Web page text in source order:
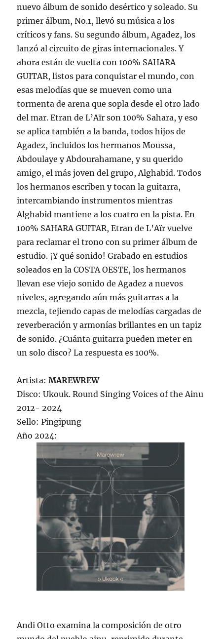
nuevo álbum de sonido desértico y soleado. Su
primer álbum, No.1, llevó su música a los
críticos y fans. Su segundo álbum, Agadez, los
lanzó al circuito de giras internacionales. Y
ahora están de vuelta con 100% SAHARA
GUITAR, listos para conquistar el mundo, con
esas melodías que se mueven como una
tormenta de arena que sopla desde el otro lado
del mar. Etran de L’Aïr son 100% Sahara, y eso
se aplica también a la banda, todos hijos de
Agadez, incluidos los hermanos Moussa,
Abdoulaye y Abdourahamane, y su querido
amigo, el más joven del grupo, Alghabid. Todos
los hermanos escriben y tocan la guitarra,
intercambiando instrumentos mientras
Alghabid mantiene a los cuatro en la pista. En
100% SAHARA GUITAR, Etran de L’Aïr vuelve
para reclamar el trono con su primer álbum de
estudio. ¡Y qué sonido! Grabado en estudios
soleados en la COSTA OESTE, los hermanos
llevan ese viejo sonido de Agadez a nuevos
niveles, agregando aún más guitarras a la
mezcla, tejiendo capas de melodías cargadas de
reverberación y armonías brillantes en un tapiz
de sonido. ¿Cuánta guitarra pueden meter en
un solo disco? La respuesta es 100%.
Artista:MAREWREW
Disco: Ukouk. Round Singing Voices of the Ainu
2012- 2024
Sello: Pingipung
Año 2024:
Andi Otto examina la composición de otro